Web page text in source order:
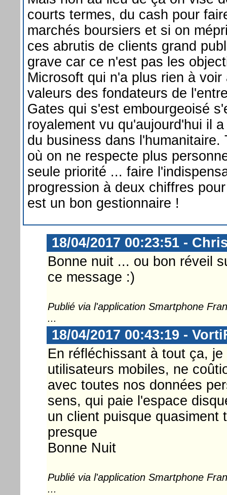
courts termes, du cash pour
marchés boursiers et si on
ces abrutis de clients grand
grave car ce n'est pas les
Microsoft qui n'a plus rien à voir
valeurs des fondateurs de
Gates qui s'est embourgeoisé
royalement vu qu'aujourd'hui il
du business dans l'humanitaire.
où on ne respecte plus
seule priorité ... faire
progression à deux chiffres
est un bon gestionnaire !
18/04/2017 00:23:51 -
Bonne nuit ... ou bon réveil
ce message :)
Publié via l'application Smartphone
...
18/04/2017 00:43:19 -
En réfléchissant à tout ça,
utilisateurs mobiles, ne
avec toutes nos données
sens, qui paie l'espace
un client puisque
presque
Bonne Nuit
Publié via l'application Smartphone
...